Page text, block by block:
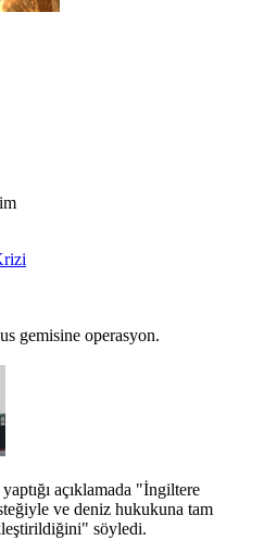
gemisine operasyon.
açıklamada "İngiltere
ve deniz hukukuna tam
söyledi.